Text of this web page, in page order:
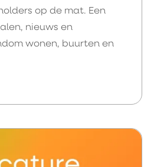
op de mat. Een
nieuws en
wonen, buurten en